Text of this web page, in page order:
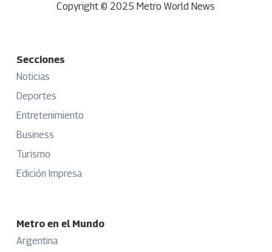
Copyright © 2025 Metro World News
Secciones
Noticias
Deportes
Entretenimiento
Business
Turismo
Edición Impresa
Metro en el Mundo
Argentina